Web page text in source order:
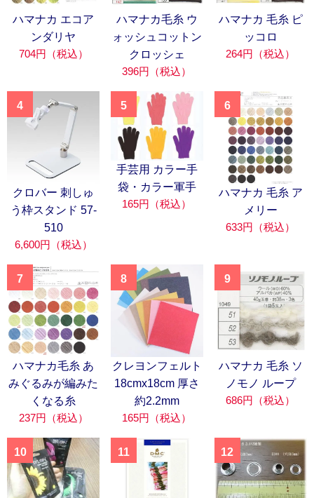
ハマナカ エコア
ンダリヤ
704円（税込）
ハマナカ毛糸 ウ
ォッシュコットン
クロッシェ
396円（税込）
ハマナカ 毛糸 ピ
ッコロ
264円（税込）
4
クロバー 刺しゅ
う枠スタンド 57-
510
6,600円（税込）
5
手芸用 カラー手
袋・カラー軍手
165円（税込）
6
ハマナカ 毛糸 ア
メリー
633円（税込）
7
ハマナカ毛糸 あ
みぐるみが編みた
くなる糸
237円（税込）
8
クレヨンフェルト
18cmx18cm 厚さ
約2.2mm
165円（税込）
9
ハマナカ 毛糸 ソ
ノモノ ループ
686円（税込）
10 11 12